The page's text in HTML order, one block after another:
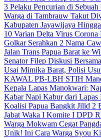
3 Pelaku Pencurian di
Warga di Tambrauw Takut
Kabupaten Jayawijaya
10 Varian Delta Virus
Golkar Serahkan 2 Nama
Jalan Trans Papua Barat ke
Senator Filep Diskusi
Usai Mimika Barat, Polisi
KAWAL PB-LBH STIH
Kepala Lapas Manokwari:
Kabar Napi Kabur dari Lapas
Koalisi Papua Bangkit Jilid 2
Jabat Waka I Komite I DPD
Warga Mokwam Cegat
Unik! Ini Cara Warga Syou